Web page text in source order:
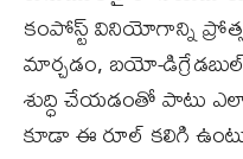
కంపోస్ట్ వినియోగాన్ని
మార్చడం, బయో-
శుద్ధి చేయడంతో పాటు
కూడా ఈ రూల్ కలిగి